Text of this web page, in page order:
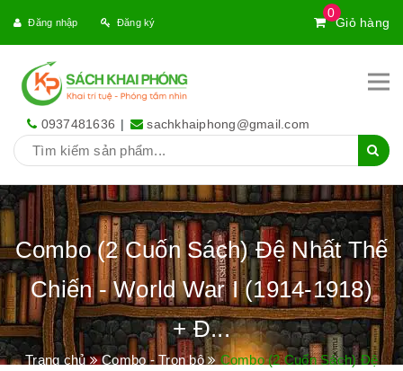
0
Giỏ hàng
Đăng nhập Đăng ký
0937481636 | sachkhaiphong@gmail.com
Combo (2 Cuốn Sách) Đệ Nhất Thế
Chiến - World War I (1914-1918)
+ Đ...
Trang chủ Combo - Trọn bộ
Combo (2 Cuốn Sách) Đệ